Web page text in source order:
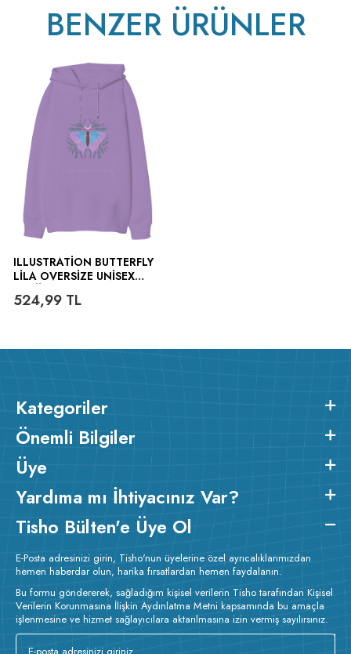
BENZER ÜRÜNLER
ILLUSTRATION BUTTERFLY
LILA OVERSIZE UNISEX
524,99 TL
Kategoriler
Önemli Bilgiler
Üye
Yardıma mı İhtiyacınız Var?
Tisho Bülten'e Üye Ol
E-Posta adresinizi girin, Tisho'nun üyelerine özel ayrıcalıklarımızdan
hemen haberdar olun, harika fırsatlardan hemen faydalanın.
Bu formu göndererek, sağladığım kişisel verilerin Tisho tarafından Kişisel
Verilerin Korunmasına İlişkin Aydınlatma Metni kapsamında bu amaçla
işlenmesine ve hizmet sağlayıcılara aktarılmasına izin vermiş sayılırsınız.